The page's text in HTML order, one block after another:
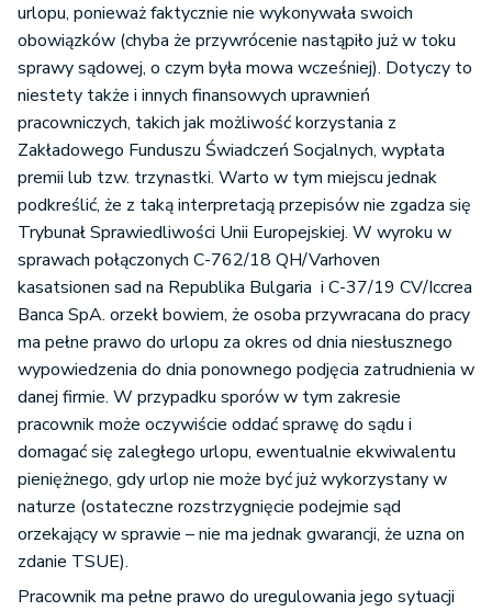
urlopu, ponieważ faktycznie nie wykonywała swoich
obowiązków (chyba że przywrócenie nastąpiło już w toku
sprawy sądowej, o czym była mowa wcześniej). Dotyczy to
niestety także i innych finansowych uprawnień
pracowniczych, takich jak możliwość korzystania z
Zakładowego Funduszu Świadczeń Socjalnych, wypłata
premii lub tzw. trzynastki. Warto w tym miejscu jednak
podkreślić, że z taką interpretacją przepisów nie zgadza się
Trybunał Sprawiedliwości Unii Europejskiej. W wyroku w
sprawach połączonych C-762/18 QH/Varhoven
kasatsionen sad na Republika Bulgaria i C-37/19 CV/Iccrea
Banca SpA. orzekł bowiem, że osoba przywracana do pracy
ma pełne prawo do urlopu za okres od dnia niesłusznego
wypowiedzenia do dnia ponownego podjęcia zatrudnienia w
danej firmie. W przypadku sporów w tym zakresie
pracownik może oczywiście oddać sprawę do sądu i
domagać się zaległego urlopu, ewentualnie ekwiwalentu
pieniężnego, gdy urlop nie może być już wykorzystany w
naturze (ostateczne rozstrzygnięcie podejmie sąd
orzekający w sprawie – nie ma jednak gwarancji, że uzna on
zdanie TSUE).
Pracownik ma pełne prawo do uregulowania jego sytuacji